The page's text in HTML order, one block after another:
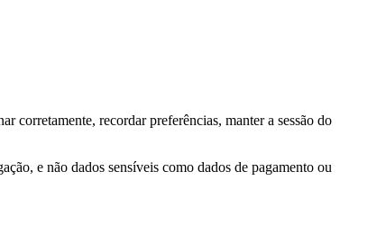
corretamente, recordar preferências, manter a sessão do
e não dados sensíveis como dados de pagamento ou